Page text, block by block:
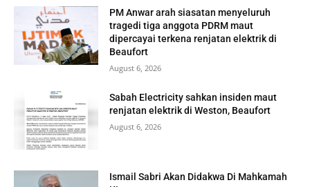
PM Anwar arah siasatan menyeluruh
tragedi tiga anggota PDRM maut
dipercayai terkena renjatan elektrik di
Beaufort
August 6, 2026
Sabah Electricity sahkan insiden maut
renjatan elektrik di Weston, Beaufort
August 6, 2026
Ismail Sabri Akan Didakwa Di Mahkamah